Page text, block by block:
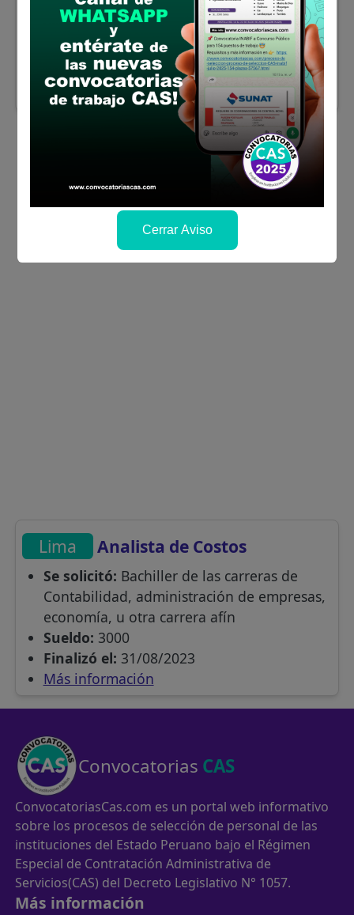
Economía, Ing. Industrial, Contabilidad,
Adm. De Empresas, u otras carreras afines.
Sueldo:3000
Finalizó el:31/08/2023
Más información
Lima Analista de Costos
Se solicitó: Bachiller de las carreras de
Contabilidad, administración de empresas,
economía, u otra carrera afín
Sueldo: 3000
Finalizó el: 31/08/2023
Más información
Convocatorias CAS
ConvocatoriasCas.com es un portal web informativo
sobre los procesos de selección de personal de las
instituciones del Estado Peruano bajo el Régimen
Especial de Contratación Administrativa de
Servicios(CAS) del Decreto Legislativo N° 1057.
Más información
Cerrar Aviso